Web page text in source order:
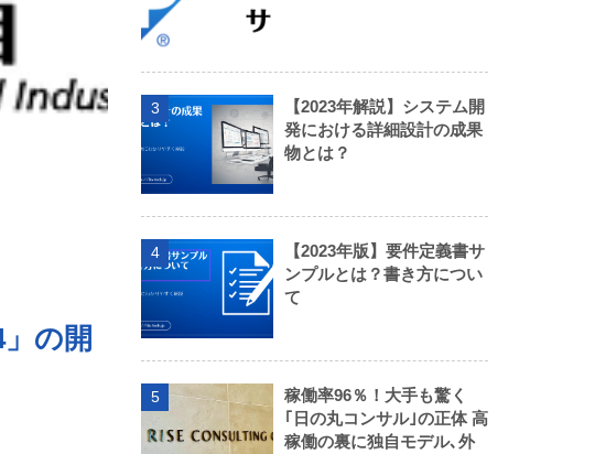
の開
3
【2023年解説】システム開
発における詳細設計の成果
物とは？
4
【2023年版】要件定義書サ
ンプルとは？書き方につい
て
5
稼働率96％！大手も驚く
｢日の丸コンサル｣の正体 高
稼働の裏に独自モデル､外